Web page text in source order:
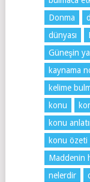
Donma
dünyası
Güneşin
kaynama
kelime
konu
konu
konu özeti
Maddenin
nelerdir